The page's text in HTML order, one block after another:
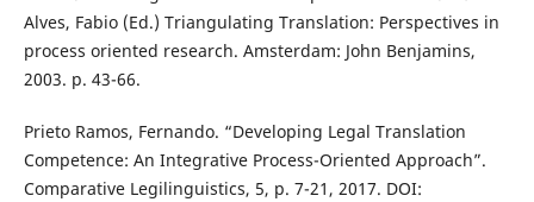
Alves, Fabio (Ed.) Triangulating Translation: Perspectives in
process oriented research. Amsterdam: John Benjamins,
2003. p. 43-66.
Prieto Ramos, Fernando. “Developing Legal Translation
Competence: An Integrative Process-Oriented Approach”.
Comparative Legilinguistics, 5, p. 7-21, 2017. DOI: